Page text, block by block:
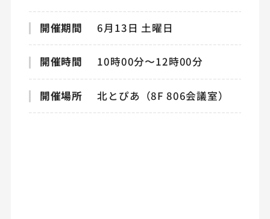
開催期間 6月13日 土曜日
開催時間 10時00分〜12時00分
開催場所 北とぴあ（8F 806会議室）